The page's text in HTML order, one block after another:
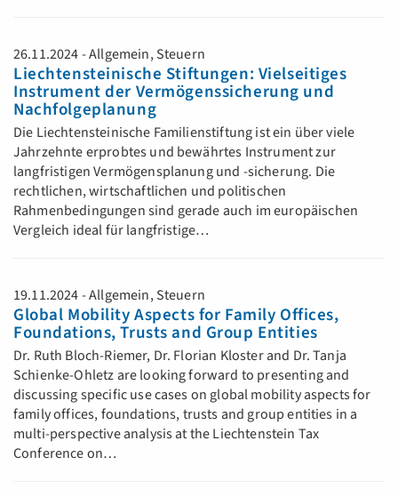
26.11.2024 - Allgemein, Steuern
Liechtensteinische Stiftungen: Vielseitiges
Instrument der Vermögenssicherung und
Nachfolgeplanung
Die Liechtensteinische Familienstiftung ist ein über viele
Jahrzehnte erprobtes und bewährtes Instrument zur
langfristigen Vermögensplanung und -sicherung. Die
rechtlichen, wirtschaftlichen und politischen
Rahmenbedingungen sind gerade auch im europäischen
Vergleich ideal für langfristige…
19.11.2024 - Allgemein, Steuern
Global Mobility Aspects for Family Offices,
Foundations, Trusts and Group Entities
Dr. Ruth Bloch-Riemer, Dr. Florian Kloster and Dr. Tanja
Schienke-Ohletz are looking forward to presenting and
discussing specific use cases on global mobility aspects for
family offices, foundations, trusts and group entities in a
multi-perspective analysis at the Liechtenstein Tax
Conference on…